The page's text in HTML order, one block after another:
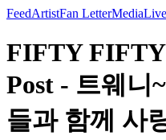
FeedArtistFan LetterMediaLive
FIFTY
Post - 트웨니
들과 함께 사